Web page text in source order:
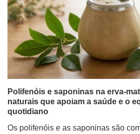
Polifenóis e saponinas na erva-
naturais que apoiam a saúde e o
quotidiano
Os polifenóis e as saponinas são